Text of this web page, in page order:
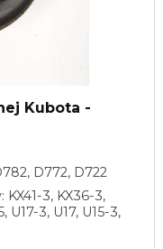
Kubota -
D772, D722
3, KX36-3,
U17-3, U17, U15-3,